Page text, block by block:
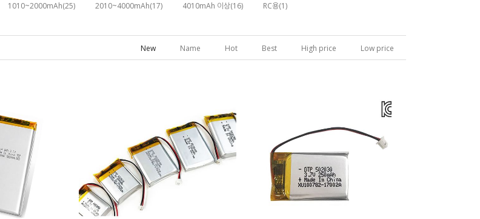
1010~2000mAh(25) 2010~4000mAh(17) 4010mAh 이상(16) RC용(1)
New Name Hot Best High price Low price